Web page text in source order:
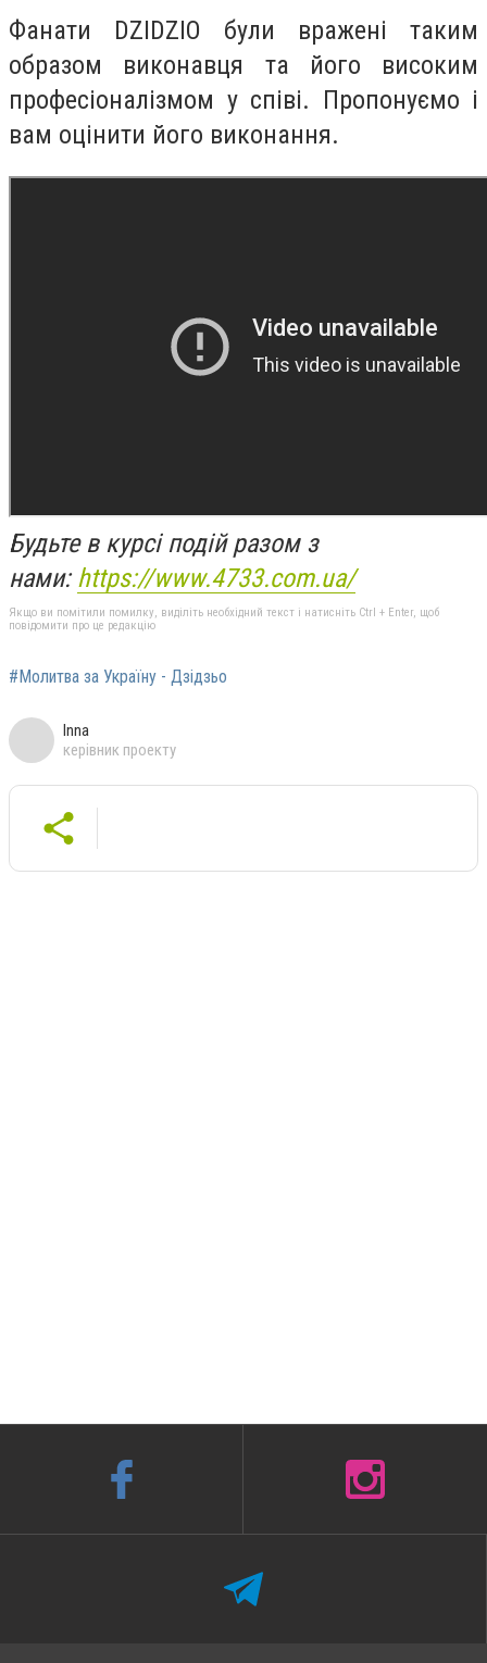
Фанати DZIDZIO були вражені таким
образом виконавця та його високим
професіоналізмом у співі. Пропонуємо і
вам оцінити його виконання.
Будьте в курсі подій разом з
нами:https://www.4733.com.ua/
Якщо ви помітили помилку, виділіть необхідний текст і натисніть Ctrl + Enter, щоб
повідомити про це редакцію
#Молитва за Україну - Дзідзьо
Inna
керівник проекту